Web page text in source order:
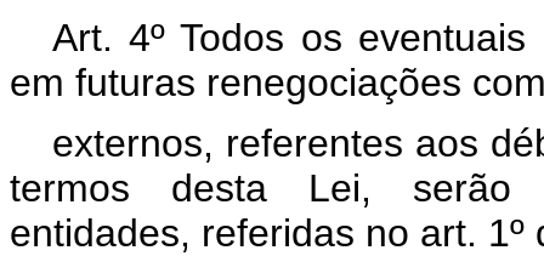
Art. 4º Todos os
em futuras renegociações
externos, referentes aos
termos desta Lei, serão
entidades, referidas no art. 1º